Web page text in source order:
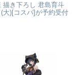
描き下ろし 君島育斗
大)[コスパ]が予約受付